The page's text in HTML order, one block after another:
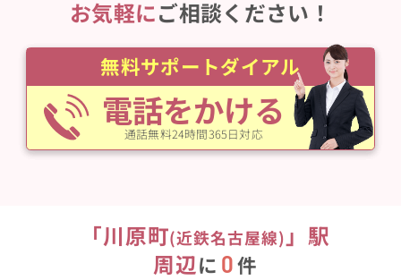
お気軽にご相談ください！
無料サポートダイアル
電話をかける
通話無料24時間365日対応
「川原町(近鉄名古屋線)」駅
周辺に 0件